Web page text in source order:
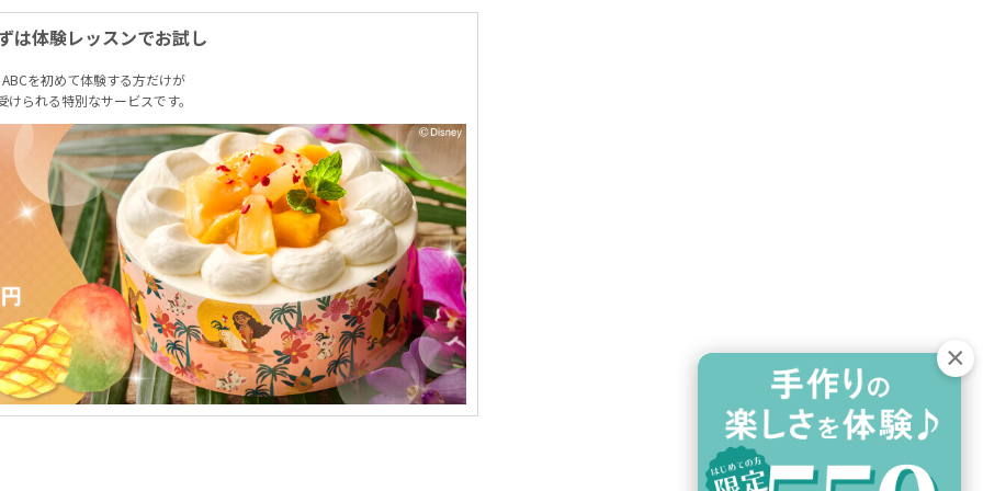
は体験レッスンでお試し
ABCを初めて体験する方だけが
けられる特別なサービスです。